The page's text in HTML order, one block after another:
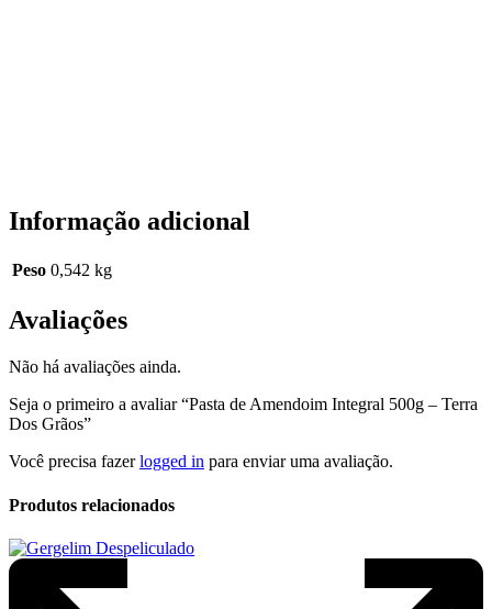
Informação adicional
Peso 0,542 kg
Avaliações
Não há avaliações ainda.
Seja o primeiro a avaliar “Pasta de Amendoim Integral 500g – Terra
Dos Grãos”
Você precisa fazerlogged in para enviar uma avaliação.
Produtos relacionados